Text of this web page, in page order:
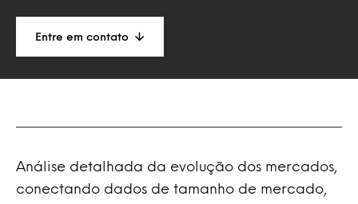
Entre em contato
Análise detalhada da evolução dos mercados,
conectando dados de tamanho de mercado,